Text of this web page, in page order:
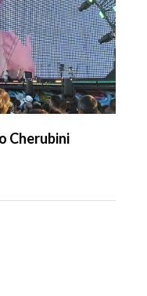
Cherubini